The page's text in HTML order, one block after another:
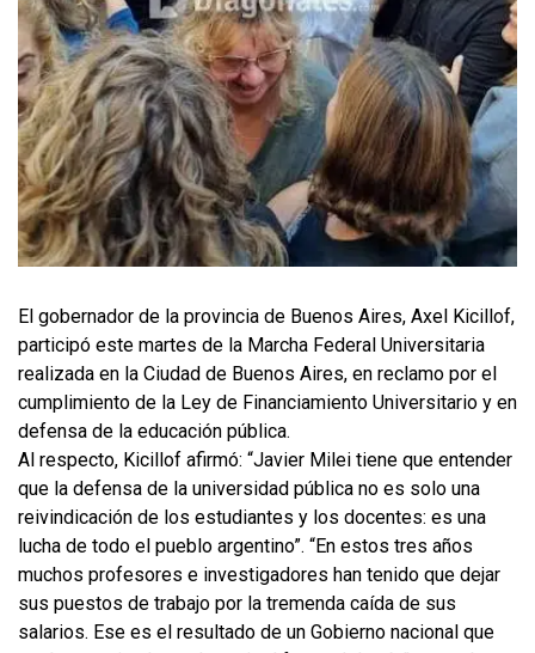
El gobernador de la provincia de Buenos Aires, Axel Kicillof,
participó este martes de la Marcha Federal Universitaria
realizada en la Ciudad de Buenos Aires, en reclamo por el
cumplimiento de la Ley de Financiamiento Universitario y en
defensa de la educación pública.
Al respecto, Kicillof afirmó: “Javier Milei tiene que entender
que la defensa de la universidad pública no es solo una
reivindicación de los estudiantes y los docentes: es una
lucha de todo el pueblo argentino”. “En estos tres años
muchos profesores e investigadores han tenido que dejar
sus puestos de trabajo por la tremenda caída de sus
salarios. Ese es el resultado de un Gobierno nacional que